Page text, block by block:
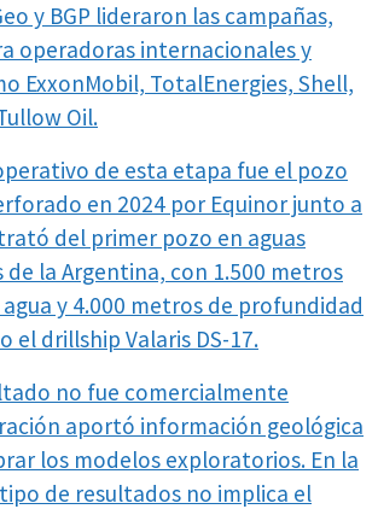
y BGP lideraron las campañas,
operadoras internacionales y
ExxonMobil, TotalEnergies, Shell,
Oil.
de esta etapa fue el pozo
en 2024 por Equinor junto a
trató del primer pozo en aguas
la Argentina, con 1.500 metros
y 4.000 metros de profundidad
drillship Valaris DS-17.
no fue comercialmente
aportó información geológica
los modelos exploratorios. En la
de resultados no implica el